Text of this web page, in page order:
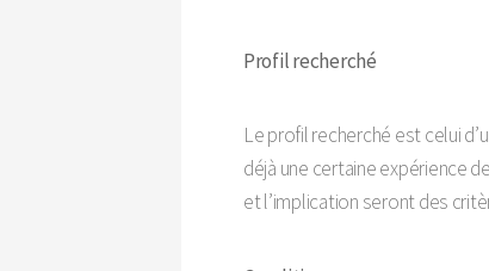
Profil recherché
Le profil recherché est celui
déjà une certaine expérience
et l’implication seront des